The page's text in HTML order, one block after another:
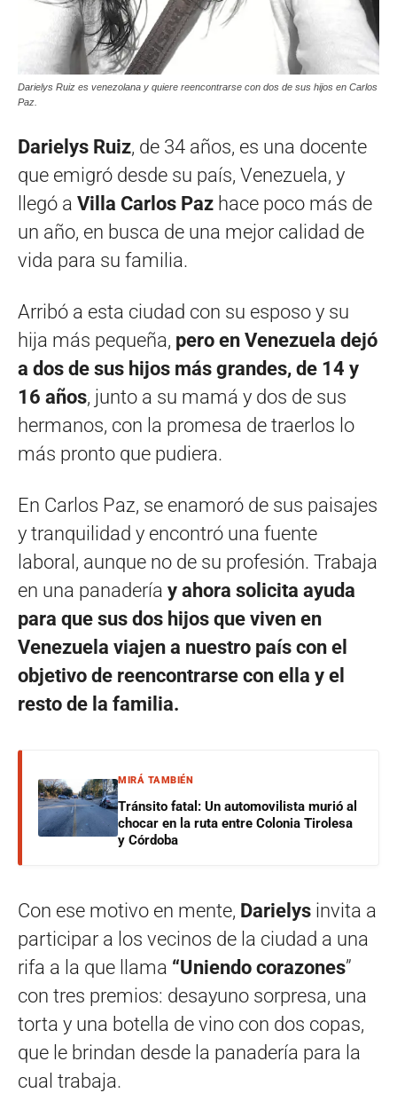
Darielys Ruiz es venezolana y quiere reencontrarse con dos de sus hijos en Carlos
Paz.
Darielys Ruiz, de 34 años, es una docente
que emigró desde su país, Venezuela, y
llegó a Villa Carlos Paz hace poco más de
un año, en busca de una mejor calidad de
vida para su familia.
Arribó a esta ciudad con su esposo y su
hija más pequeña, pero en Venezuela dejó
a dos de sus hijos más grandes, de 14 y
16 años, junto a su mamá y dos de sus
hermanos, con la promesa de traerlos lo
más pronto que pudiera.
En Carlos Paz, se enamoró de sus paisajes
y tranquilidad y encontró una fuente
laboral, aunque no de su profesión. Trabaja
en una panadería y ahora solicita ayuda
para que sus dos hijos que viven en
Venezuela viajen a nuestro país con el
objetivo de reencontrarse con ella y el
resto de la familia.
MIRÁ TAMBIÉN
Tránsito fatal: Un automovilista murió al
chocar en la ruta entre Colonia Tirolesa
y Córdoba
Con ese motivo en mente, Darielys invita a
participar a los vecinos de la ciudad a una
rifa a la que llama “Uniendo corazones”
con tres premios: desayuno sorpresa, una
torta y una botella de vino con dos copas,
que le brindan desde la panadería para la
cual trabaja.